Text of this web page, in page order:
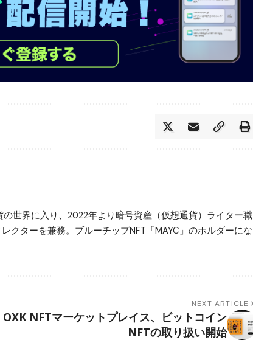
世界に入り、2022年より暗号資産（仮想通貨）ライター職
クターを兼務。ブルーチップNFT「MAYC」のホルダーにな
NEXT ARTICLE
OXK NFTマーケットプレイス、ビットコイン
NFTの取り扱い開始